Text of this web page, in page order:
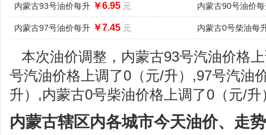
内蒙古93号油价每升 ￥6.95 元 内蒙古90号油价
内蒙古97号油价每升 ￥7.45 元 内蒙古0号柴油每
本次油价调整，内蒙古93号汽油价格
号汽油价格上调了0（元/升）,97号汽油
升）,内蒙古0号柴油价格上调了0（元/升
内蒙古辖区内各城市今天油价、走